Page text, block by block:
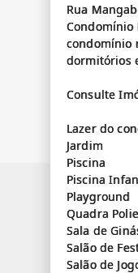
Rua
Condomínio
condomínio
dormitórios
Consulte
Lazer do
Jardim
Piscina
Piscina
Playground
Quadra
Sala de
Salão de
Salão de